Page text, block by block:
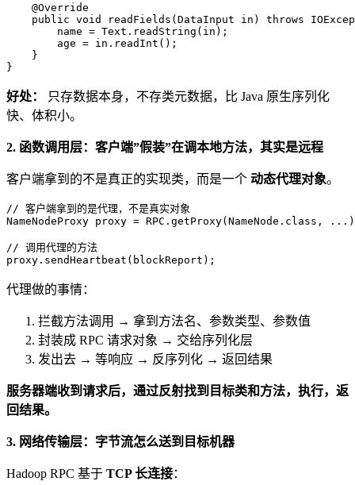
@Override
public void readFields (DataInput in) throws
        name = Text.readString(in);
        age = in.readInt();
    }
}
好处：
只存数据本身，不存类元数据，比 Java 原生序列化
快、体积小。
2. 函数调用层：客户端”假装”在调本地方法，其实是远程
客户端拿到的不是真正的实现类，而是一个 动态代理对象。
// 客户端拿到的是代理，不是真实对象
NameNodeProxy proxy = RPC.getProxy(NameNode.class,
// 调用代理的方法
proxy.sendHeartbeat(blockReport);
代理做的事情：
拦截方法调用 → 拿到方法名、参数类型、参数值
封装成 RPC 请求对象 → 交给序列化层
发出去 → 等响应 → 反序列化 → 返回结果
服务器端收到请求后，通过反射找到目标类和方法，执行，返
回结果。
3. 网络传输层：字节流怎么送到目标机器
Hadoop RPC 基于 TCP 长连接：